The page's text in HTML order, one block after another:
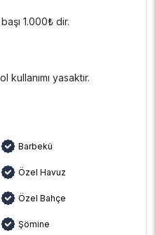
1.000₺ dir.
yasaktır.
Barbekü
Özel Havuz
Özel Bahçe
Şömine